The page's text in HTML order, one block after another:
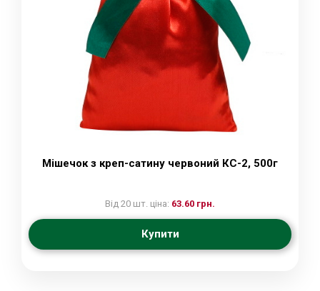
Мішечок з креп-сатину червоний КС-2, 500г
Від 20 шт. ціна: 63.60 грн.
Купити